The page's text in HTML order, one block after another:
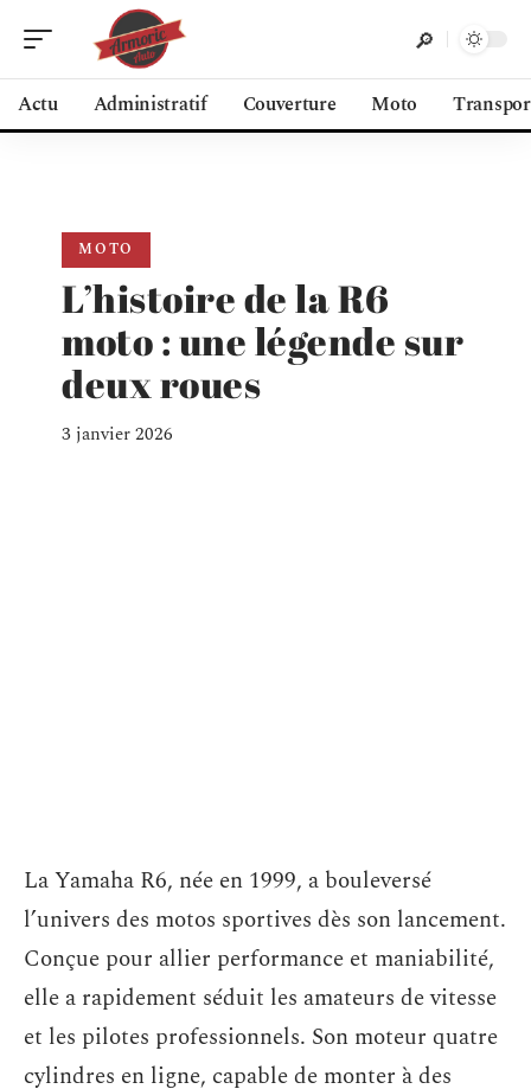
Actu Administratif Couverture Moto
MOTO
L’histoire de la R6
moto : une légende sur
deux roues
3 janvier 2026
La Yamaha R6, née en 1999, a bouleversé
l’univers des motos sportives dès son lancement.
Conçue pour allier performance et maniabilité,
elle a rapidement séduit les amateurs de vitesse
et les pilotes professionnels. Son moteur quatre
cylindres en ligne, capable de monter à des